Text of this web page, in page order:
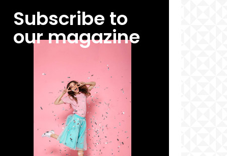
Subscribe to
our magazine